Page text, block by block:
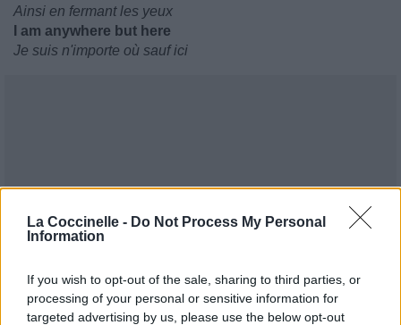
La Coccinelle - Do Not Process My Personal
Information
If you wish to opt-out of the sale, sharing to third parties, or
processing of your personal or sensitive information for
targeted advertising by us, please use the below opt-out
Ainsi en fermant les yeux
I am anywhere but here
Je suis n'importe où sauf ici